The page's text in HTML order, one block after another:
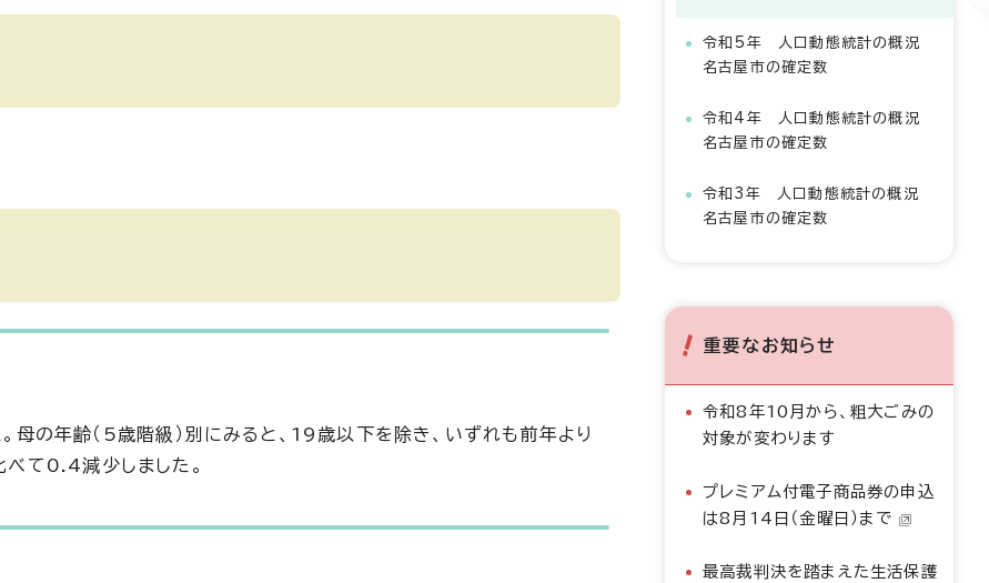
母の年齢（5歳階級）別にみると、19歳以下を除き、いずれも前年より
べて0.4減少しました。
令和5年 人口動態統計の概況
名古屋市の確定数
令和4年 人口動態統計の概況
名古屋市の確定数
令和3年 人口動態統計の概況
名古屋市の確定数
重要なお知らせ
令和8年10月から、粗大ごみの
対象が変わります
プレミアム付電子商品券の申込
は8月14日（金曜日）まで
最高裁判決を踏まえた生活保護